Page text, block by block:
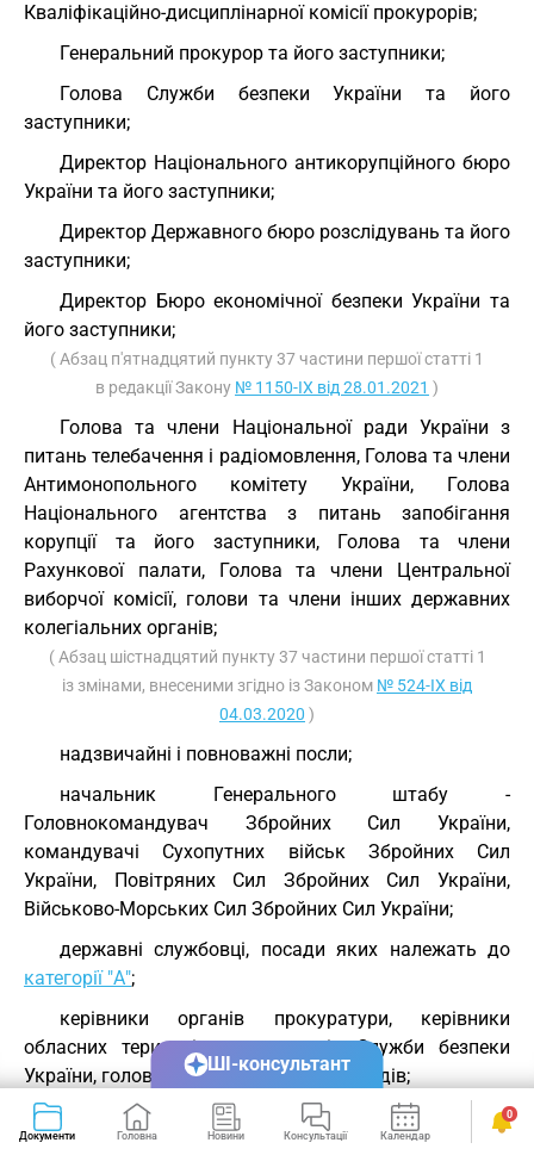
Кваліфікаційно-дисциплінарної комісії прокурорів;
Генеральний прокурор та його заступники;
Голова Служби безпеки України та його
заступники;
Директор Національного антикорупційного бюро
України та його заступники;
Директор Державного бюро розслідувань та його
заступники;
Директор Бюро економічної безпеки України та
його заступники;
( Абзац п'ятнадцятий пункту 37 частини першої статті 1
в редакції Закону № 1150-IX від 28.01.2021 )
Голова та члени Національної ради України з
питань телебачення і радіомовлення, Голова та члени
Антимонопольного комітету України, Голова
Національного агентства з питань запобігання
корупції та його заступники, Голова та члени
Рахункової палати, Голова та члени Центральної
виборчої комісії, голови та члени інших державних
колегіальних органів;
( Абзац шістнадцятий пункту 37 частини першої статті 1
із змінами, внесеними згідно із Законом № 524-IX від
04.03.2020 )
надзвичайні і повноважні посли;
начальник Генерального штабу -
Головнокомандувач Збройних Сил України,
командувачі Сухопутних військ Збройних Сил
України, Повітряних Сил Збройних Сил України,
Військово-Морських Сил Збройних Сил України;
державні службовці, посади яких належать до
категорії "А";
керівники органів прокуратури, керівники
обласних територіальних органів Служби безпеки
України, голови та судді апеляційних судів;
керівники адміністративних, управлінських чи
наглядових органів державних та казенних
Документи Головна Новини Консультації Календар Сервіси
0
ШІ-консультант